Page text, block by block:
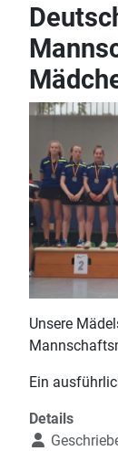
Unsere
Ein
Details